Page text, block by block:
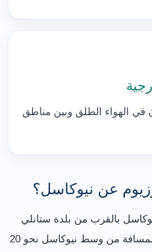
في الهواء الطلق وبين مناطق
عن نيوكاسل؟
بالقرب من بلدة ستانلي
في مقاطعة دورهام. تبلغ المسافة من وسط نيوكاسل نحو 20